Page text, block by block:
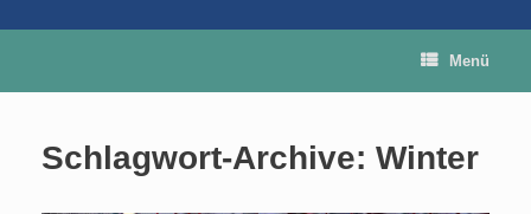
Menü
Schlagwort-Archive: Winter